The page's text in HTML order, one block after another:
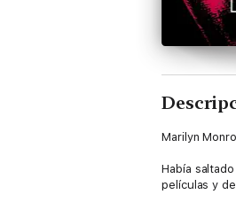
Marilyn
Había
películas y